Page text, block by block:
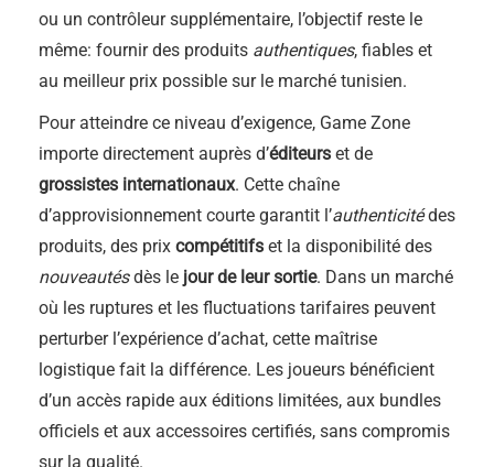
ou un contrôleur supplémentaire, l’objectif reste le
même: fournir des produits authentiques, fiables et
au meilleur prix possible sur le marché tunisien.
Pour atteindre ce niveau d’exigence, Game Zone
importe directement auprès d’éditeurs et de
grossistes internationaux. Cette chaîne
d’approvisionnement courte garantit l’authenticitédes
produits, des prix compétitifs et la disponibilité des
nouveautésdès le jour de leur sortie. Dans un marché
où les ruptures et les fluctuations tarifaires peuvent
perturber l’expérience d’achat, cette maîtrise
logistique fait la différence. Les joueurs bénéficient
d’un accès rapide aux éditions limitées, aux bundles
officiels et aux accessoires certifiés, sans compromis
sur la qualité.